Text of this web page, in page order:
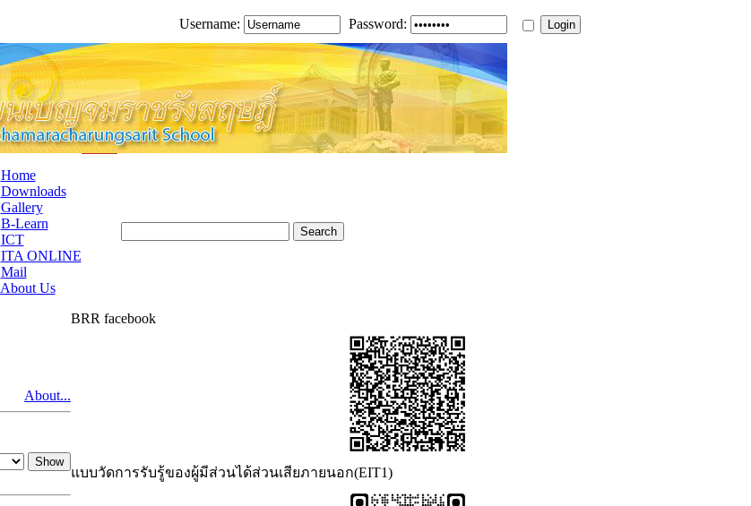
Username: Password:
Home
Downloads
Gallery
B-Learn
ICT
ITA ONLINE
Mail
About Us
About...
BRR facebook
แบบวัดการรับรู้ของผู้มีส่วนได้ส่วนเสียภายนอก(EIT1)